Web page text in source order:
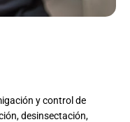
y control de
desinsectación,